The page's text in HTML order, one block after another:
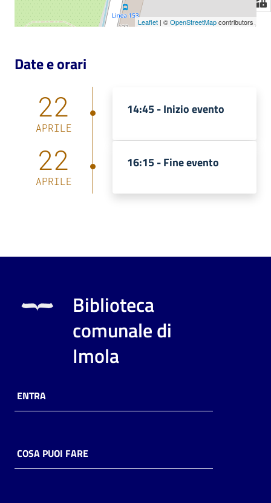
Leaflet | ©OpenStreetMapcontributors
Date e orari
22
APRILE
14:45 -Inizio evento
22
APRILE
16:15 -Fine evento
Biblioteca
comunale di
Imola
ENTRA
COSA PUOI FARE